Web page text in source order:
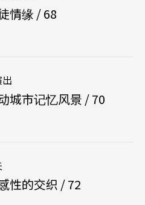
情缘 / 68
城市记忆风景 / 70
性的交织 / 72